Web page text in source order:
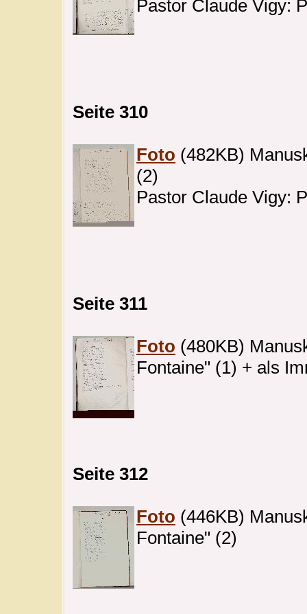
Pastor Claude Vigy:
Seite 310
Foto (482KB)
(2)
Pastor Claude Vigy:
Seite 311
Foto (480KB)
Fontaine" (1) + als
Seite 312
Foto (446KB)
Fontaine" (2)